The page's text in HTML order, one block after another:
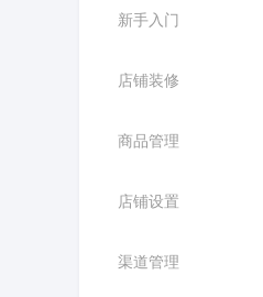
新手入门
店铺装修
商品管理
店铺设置
渠道管理